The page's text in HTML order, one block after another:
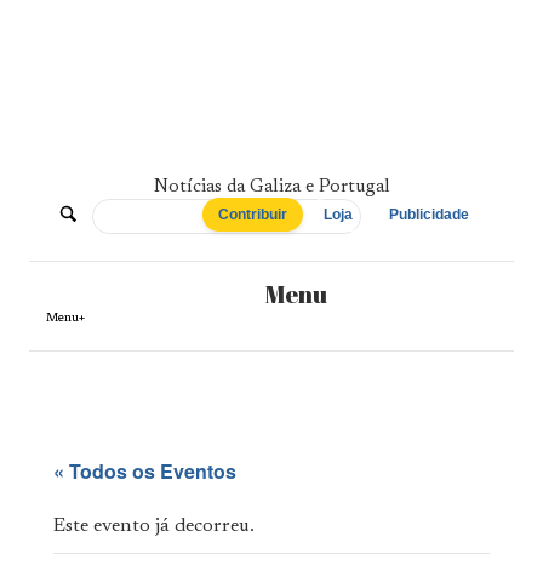
De
Norte
a
Notícias da Galiza e Portugal
Contribuir Loja Publicidade
Menu
Menu+
« Todos os Eventos
Este evento já decorreu.